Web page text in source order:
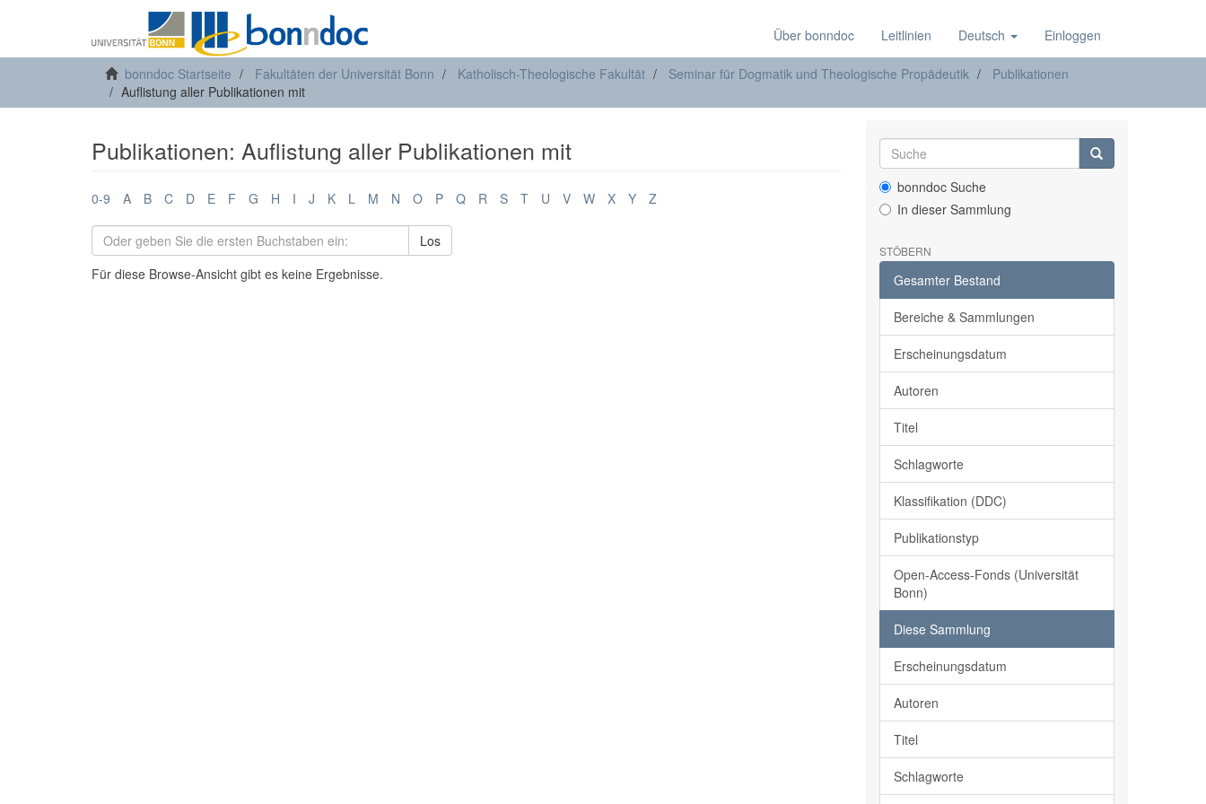
Über bonndoc Leitlinien Deutsch Einloggen
bonndoc Startseite Fakultäten der Universität Bonn Katholisch-Theologische Fakultät Seminar für Dogmatik und Theologische Propädeutik
Publikationen
Auflistung aller Publikationen mit
Publikationen: Auflistung aller Publikationen mit
0-9 A B C D E F G H I J K L M N O P Q R S T U V W X Y Z
Los
Für diese Browse-Ansicht gibt es keine Ergebnisse.
bonndoc Suche
In dieser Sammlung
STÖBERN
Gesamter Bestand
Bereiche & Sammlungen
Erscheinungsdatum
Autoren
Titel
Schlagworte
Klassifikation (DDC)
Publikationstyp
Open-Access-Fonds (Universität
Bonn)
Diese Sammlung
Erscheinungsdatum
Autoren
Titel
Schlagworte